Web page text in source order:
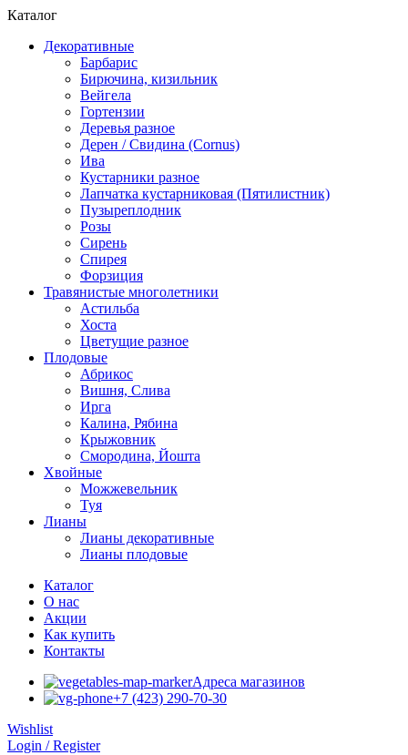
Каталог
Декоративные
Барбарис
Бирючина, кизильник
Вейгела
Гортензии
Деревья разное
Дерен / Свидина (Cornus)
Ива
Кустарники разное
Лапчатка кустарниковая (Пятилистник)
Пузыреплодник
Розы
Сирень
Спирея
Форзиция
Травянистые многолетники
Астильба
Хоста
Цветущие разное
Плодовые
Абрикос
Вишня, Слива
Ирга
Калина, Рябина
Крыжовник
Смородина, Йошта
Хвойные
Можжевельник
Туя
Лианы
Лианы декоративные
Лианы плодовые
Каталог
О нас
Акции
Как купить
Контакты
Адреса магазинов
+7 (423) 290-70-30
Wishlist
Login / Register